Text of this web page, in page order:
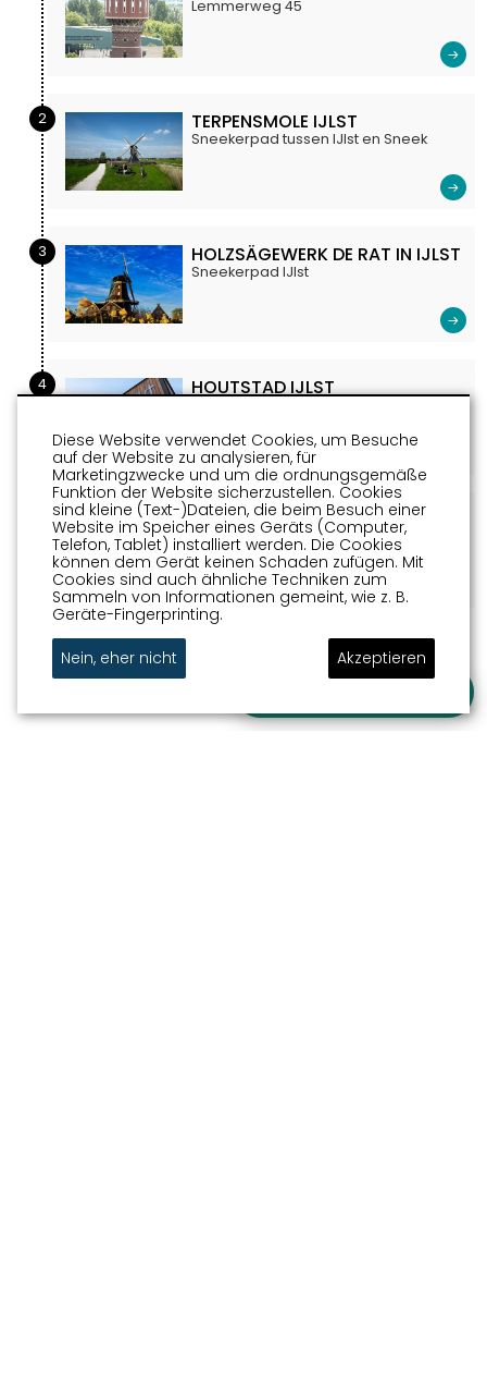
Lemmerweg 45
2 TERPENSMOLE IJLST
Sneekerpad tussen IJlst en Sneek
3 HOLZSÄGEWERK DE RAT IN IJLST
Sneekerpad IJlst
4 HOUTSTAD IJLST
WATERGATE
Centrum
FINISH
Diese Website verwendet Cookies, um Besuche
auf der Website zu analysieren, für
Marketingzwecke und um die ordnungsgemäße
Funktion der Website sicherzustellen. Cookies
sind kleine (Text-)Dateien, die beim Besuch einer
Website im Speicher eines Geräts (Computer,
Telefon, Tablet) installiert werden. Die Cookies
können dem Gerät keinen Schaden zufügen. Mit
Cookies sind auch ähnliche Techniken zum
Sammeln von Informationen gemeint, wie z. B.
Geräte-Fingerprinting.
Nein, eher nicht
Akzeptieren